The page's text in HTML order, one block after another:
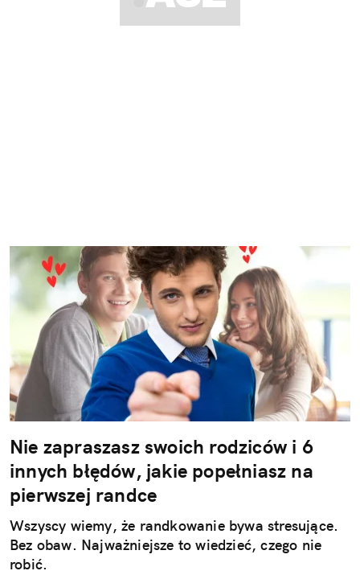
Nie zapraszasz swoich rodziców i 6
innych błędów, jakie popełniasz na
pierwszej randce
Wszyscy wiemy, że randkowanie bywa stresujące.
Bez obaw. Najważniejsze to wiedzieć, czego nie
robić.